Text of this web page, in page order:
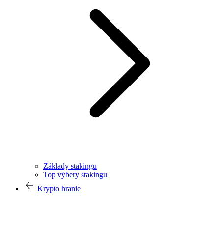
Základy stakingu
Top výbery stakingu
Krypto hranie